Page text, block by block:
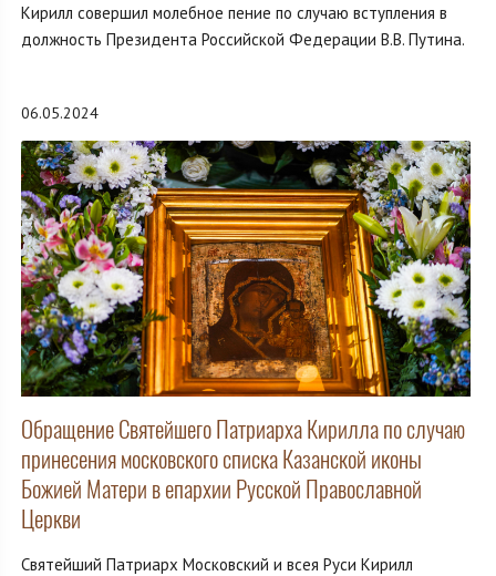
Кирилл совершил молебное пение по случаю вступления в
должность Президента Российской Федерации В.В. Путина.
06.05.2024
Обращение Святейшего Патриарха Кирилла по случаю
принесения московского списка Казанской иконы
Божией Матери в епархии Русской Православной
Церкви
Святейший Патриарх Московский и всея Руси Кирилл